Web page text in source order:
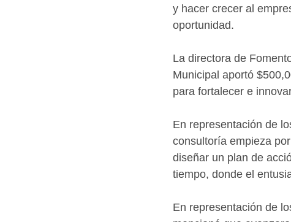
y hacer crecer al
oportunidad.
La directora de
Municipal aportó
para fortalecer e
En representación de
consultoría empieza
diseñar un plan de
tiempo, donde el
En representación de